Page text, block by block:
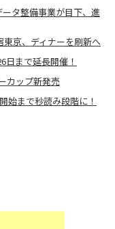
ータ整備事業が目下、進
京、ディナーを刷新へ
日まで延長開催！
カップ新発売
始まで秒読み段階に！